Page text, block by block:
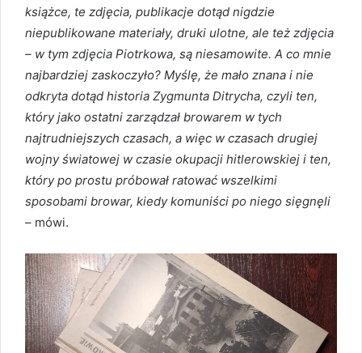
książce, te zdjęcia, publikacje dotąd nigdzie
niepublikowane materiały, druki ulotne, ale też zdjęcia
– w tym zdjęcia Piotrkowa, są niesamowite. A co mnie
najbardziej zaskoczyło? Myślę, że mało znana i nie
odkryta dotąd historia Zygmunta Ditrycha, czyli ten,
który jako ostatni zarządzał browarem w tych
najtrudniejszych czasach, a więc w czasach drugiej
wojny światowej w czasie okupacji hitlerowskiej i ten,
który po prostu próbował ratować wszelkimi
sposobami browar, kiedy komuniści po niego sięgnęli
– mówi.